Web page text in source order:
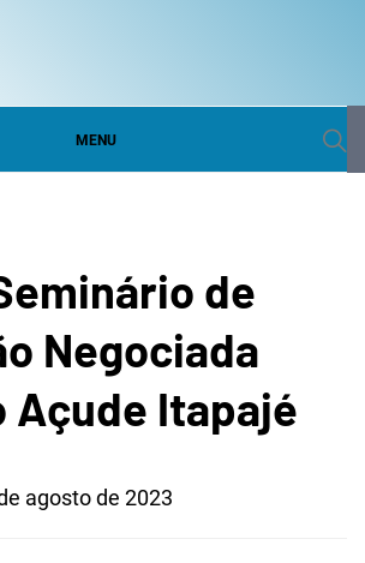
DO
MENU
de
Negociada
Açude Itapajé
agosto de 2023